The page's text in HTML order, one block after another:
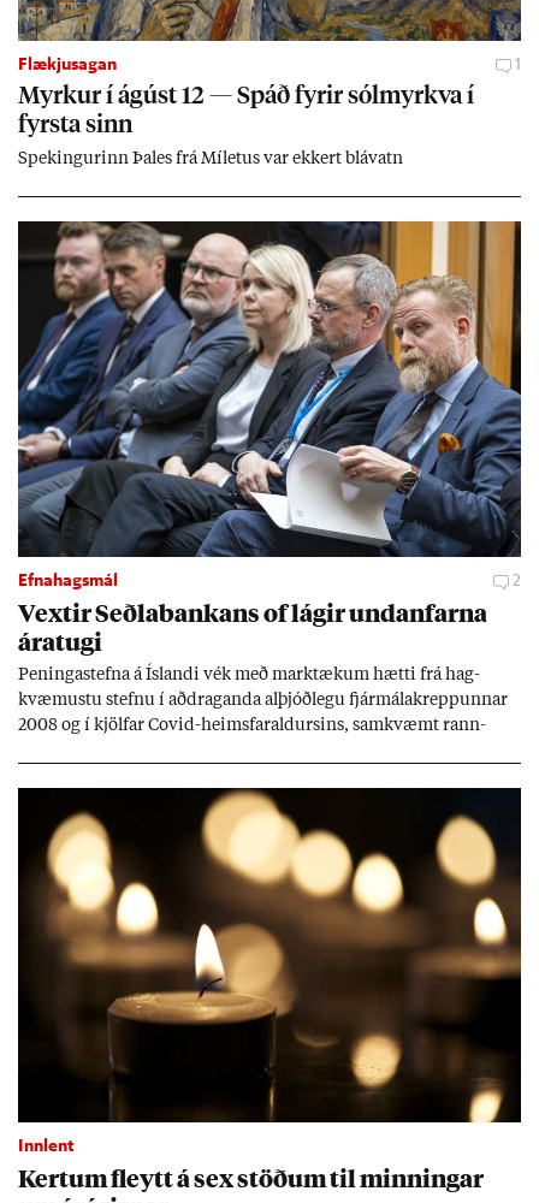
Flækjusagan 1
Myrk­ur í ág­úst 12 — Spáð fyr­ir sól­myrkva í
fyrsta sinn
Spek­ing­ur­inn Þa­les frá Míletus var ekk­ert blá­vatn
Efnahagsmál 2
Vext­ir Seðla­bank­ans of lág­ir und­an­farna
ára­tugi
Pen­inga­stefna á Ís­landi vék með mark­tæk­um hætti frá hag­
kvæm­ustu stefnu í að­drag­anda al­þjóð­legu fjár­málakrepp­unn­ar
2008 og í kjöl­far Covid-heims­far­ald­urs­ins, sam­kvæmt rann­
Innlent
Kert­um fleytt á sex stöð­um til minn­ing­ar